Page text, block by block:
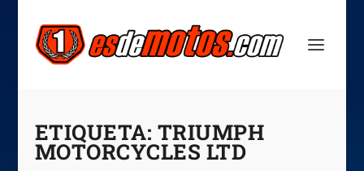
ETIQUETA: TRIUMPH
MOTORCYCLES LTD